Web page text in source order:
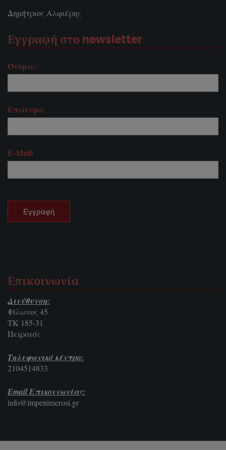
Δημήτριος Αλφιέρης
Εγγραφή στο newsletter
Όνομα:
Επώνυμο:
E-Mail:
Επικοινωνία
Διεύθυνση:
Φίλωνος 45
ΤΚ 185-31
Πειραιάς
Τηλεφωνικό κέντρο:
2104514833
Email Επικοινωνίας:
info@impenimerosi.gr